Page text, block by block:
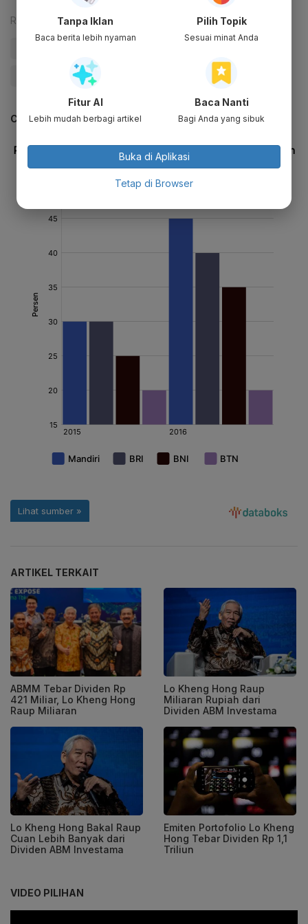
Reporter: Zahwa Madjid
#Update Me
CEK JUGA DATA INI
ARTIKEL TERKAIT
ABMM Tebar Dividen Rp
421 Miliar, Lo Kheng Hong
Raup Miliaran
Lo Kheng Hong Raup
Miliaran Rupiah dari
Dividen ABM Investama
Lo Kheng Hong Bakal Raup
Cuan Lebih Banyak dari
Dividen ABM Investama
Emiten Portofolio Lo Kheng
Hong Tebar Dividen Rp 1,1
Triliun
VIDEO PILIHAN
Tanpa Iklan
Baca berita lebih nyaman
Pilih Topik
Sesuai minat Anda
Fitur AI
Lebih mudah berbagi artikel
Baca Nanti
Bagi Anda yang sibuk
Buka di Aplikasi
Tetap di Browser